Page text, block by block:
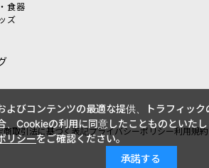
食器
ズ
商取引法に基づく表記プライバシーポリシー利用規約
よびコンテンツの最適な提供、トラフィッ
Cookieの利用に同意したことものといたし
リシーをご確認ください。
承諾する